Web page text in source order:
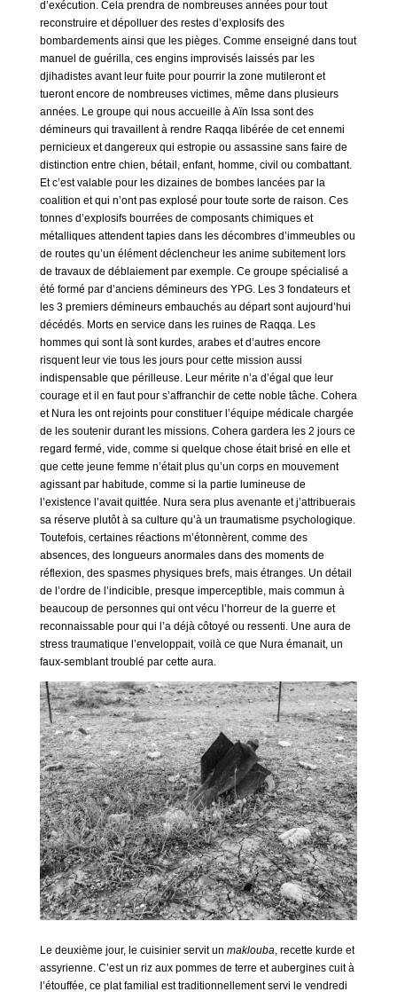
d’exécution. Cela prendra de nombreuses années pour tout
reconstruire et dépolluer des restes d’explosifs des
bombardements ainsi que les pièges. Comme enseigné dans tout
manuel de guérilla, ces engins improvisés laissés par les
djihadistes avant leur fuite pour pourrir la zone mutileront et
tueront encore de nombreuses victimes, même dans plusieurs
années. Le groupe qui nous accueille à Aïn Issa sont des
démineurs qui travaillent à rendre Raqqa libérée de cet ennemi
pernicieux et dangereux qui estropie ou assassine sans faire de
distinction entre chien, bétail, enfant, homme, civil ou combattant.
Et c’est valable pour les dizaines de bombes lancées par la
coalition et qui n’ont pas explosé pour toute sorte de raison. Ces
tonnes d’explosifs bourrées de composants chimiques et
métalliques attendent tapies dans les décombres d’immeubles ou
de routes qu’un élément déclencheur les anime subitement lors
de travaux de déblaiement par exemple. Ce groupe spécialisé a
été formé par d’anciens démineurs des YPG. Les 3 fondateurs et
les 3 premiers démineurs embauchés au départ sont aujourd’hui
décédés. Morts en service dans les ruines de Raqqa. Les
hommes qui sont là sont kurdes, arabes et d’autres encore
risquent leur vie tous les jours pour cette mission aussi
indispensable que périlleuse. Leur mérite n’a d’égal que leur
courage et il en faut pour s’affranchir de cette noble tâche. Cohera
et Nura les ont rejoints pour constituer l’équipe médicale chargée
de les soutenir durant les missions. Cohera gardera les 2 jours ce
regard fermé, vide, comme si quelque chose était brisé en elle et
que cette jeune femme n’était plus qu’un corps en mouvement
agissant par habitude, comme si la partie lumineuse de
l’existence l’avait quittée. Nura sera plus avenante et j’attribuerais
sa réserve plutôt à sa culture qu’à un traumatisme psychologique.
Toutefois, certaines réactions m’étonnèrent, comme des
absences, des longueurs anormales dans des moments de
réflexion, des spasmes physiques brefs, mais étranges. Un détail
de l’ordre de l’indicible, presque imperceptible, mais commun à
beaucoup de personnes qui ont vécu l’horreur de la guerre et
reconnaissable pour qui l’a déjà côtoyé ou ressenti. Une aura de
stress traumatique l’enveloppait, voilà ce que Nura émanait, un
faux-semblant troublé par cette aura.
Le deuxième jour, le cuisinier servit un maklouba , recette kurde et
assyrienne. C’est un riz aux pommes de terre et aubergines cuit à
l’étouffée, ce plat familial est traditionnellement servi le vendredi